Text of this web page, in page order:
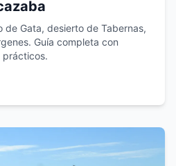
de Gata, desierto de Tabernas,
Guía completa con
prácticos.